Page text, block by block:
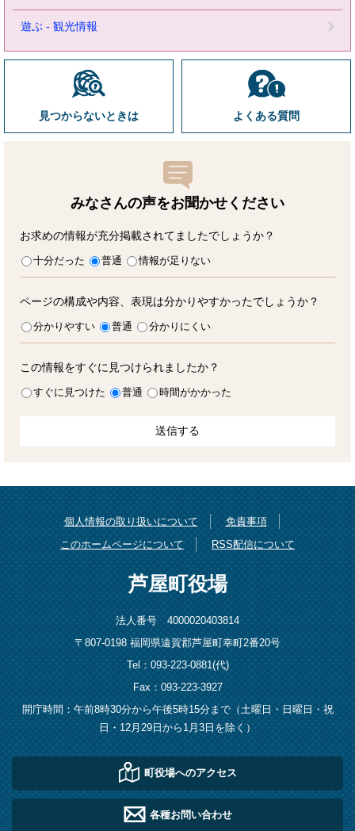
遊ぶ - 観光情報
見つからないときは よくある質問
みなさんの声をお聞かせ ください
お求めの情報が充分掲載されてましたでしょうか？
十分だった 普通 情報が足りない
ページの構成や内容、表現は分かりやすかったでしょうか？
分かりやすい 普通 分かりにくい
この情報をすぐに見つけられましたか？
すぐに見つけた 普通 時間がかかった
個人情報の取り扱いについて
免責事項
このホームページについて
RSS配信について
芦屋町役場
法人番号 4000020403814
〒807-0198 福岡県遠賀郡芦屋町幸町2番20号
Tel：093-223-0881(代)
Fax：093-223-3927
開庁時間：午前8時30分から午後5時15分まで（土曜日・日曜日・祝
日・12月29日から1月3日を除く）
町役場へのアクセス
各種お問い合わせ